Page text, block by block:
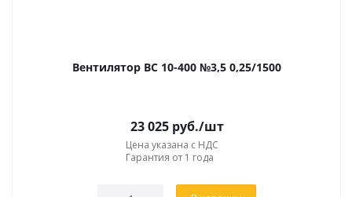
Вентилятор ВС 10-400 №3,5 0,25/1500
23 025руб./шт
Цена указана с НДС
Гарантия от 1 года